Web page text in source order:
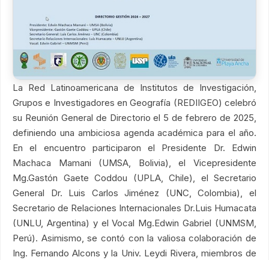
La Red Latinoamericana de Institutos de Investigación,
Grupos e Investigadores en Geografía (REDIIGEO) celebró
su Reunión General de Directorio el 5 de febrero de 2025,
definiendo una ambiciosa agenda académica para el año.
En el encuentro participaron el Presidente Dr. Edwin
Machaca Mamani (UMSA, Bolivia), el Vicepresidente
Mg.Gastón Gaete Coddou (UPLA, Chile), el Secretario
General Dr. Luis Carlos Jiménez (UNC, Colombia), el
Secretario de Relaciones Internacionales Dr.Luis Humacata
(UNLU, Argentina) y el Vocal Mg.Edwin Gabriel (UNMSM,
Perú). Asimismo, se contó con la valiosa colaboración de
Ing. Fernando Alcons y la Univ. Leydi Rivera, miembros de